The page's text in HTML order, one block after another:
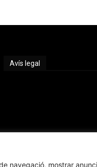
navegació, mostrar
Avís legal